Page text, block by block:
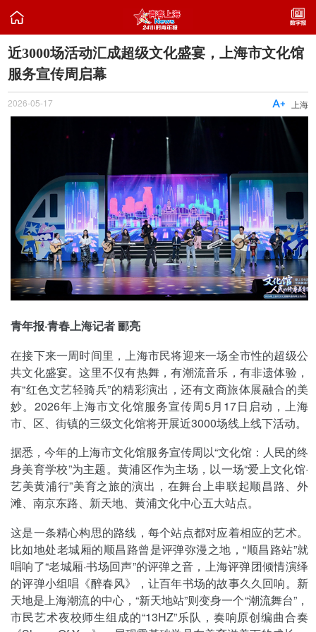

近3000场活动汇成超级文化盛宴，上海市文化馆
服务宣传周启幕
2026-05-17 上海

青年报·青春上海记者 郦亮
在接下来一周时间里，上海市民将迎来一场全市性的超级公
共文化盛宴。这里不仅有热舞，有潮流音乐，有非遗体验，
有“红色文艺轻骑兵”的精彩演出，还有文商旅体展融合的美
妙。2026年上海市文化馆服务宣传周5月17日启动，上海
市、区、街镇的三级文化馆将开展近3000场线上线下活动。
据悉，今年的上海市文化馆服务宣传周以“文化馆：人民的终
身美育学校”为主题。黄浦区作为主场，以一场“爱上文化馆·
艺美黄浦行”美育之旅的演出，在舞台上串联起顺昌路、外
滩、南京东路、新天地、黄浦文化中心五大站点。
这是一条精心构思的路线，每个站点都对应着相应的艺术。
比如地处老城厢的顺昌路曾是评弹弥漫之地，“顺昌路站”就
唱响了“老城厢·书场回声”的评弹之音，上海评弹团倾情演绎
的评弹小组唱《醉春风》，让百年书场的故事久久回响。新
天地是上海潮流的中心，“新天地站”则变身一个“潮流舞台”，
市民艺术夜校师生组成的“13HZ”乐队，奏响原创编曲合奏